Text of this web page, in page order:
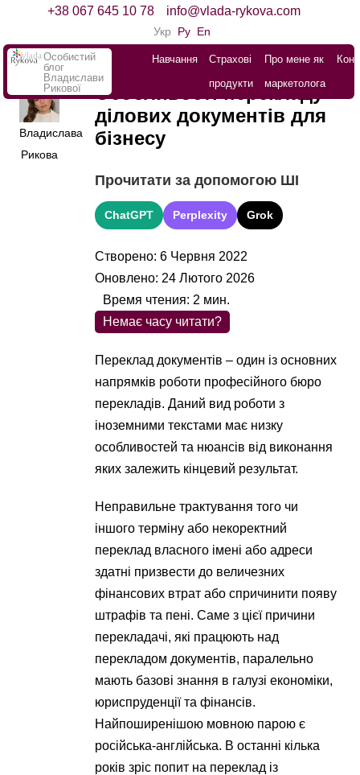
+38 067 645 10 78 info@vlada-rykova.com
Укр Ру En
Особистий
блог
Владислави
Рикової
Навчання
Страхові
продукти
Про мене як
маркетолога
Владислава
Рикова
Особливості перекладу
ділових документів для
бізнесу
Прочитати за допомогою ШІ
ChatGPT Perplexity Grok
Створено: 6 Червня 2022
Оновлено: 24 Лютого 2026
Немає часу читати?
Время чтения: 2 мин.
Переклад документів – один із основних
напрямків роботи професійного бюро
перекладів. Даний вид роботи з
іноземними текстами має низку
особливостей та нюансів від виконання
яких залежить кінцевий результат.
Неправильне трактування того чи
іншого терміну або некоректний
переклад власного імені або адреси
здатні призвести до величезних
фінансових втрат або спричинити появу
штрафів та пені. Саме з цієї причини
перекладачі, які працюють над
перекладом документів, паралельно
мають базові знання в галузі економіки,
юриспруденції та фінансів.
Найпоширенішою мовною парою є
російська-англійська. В останні кілька
років зріс попит на переклад із